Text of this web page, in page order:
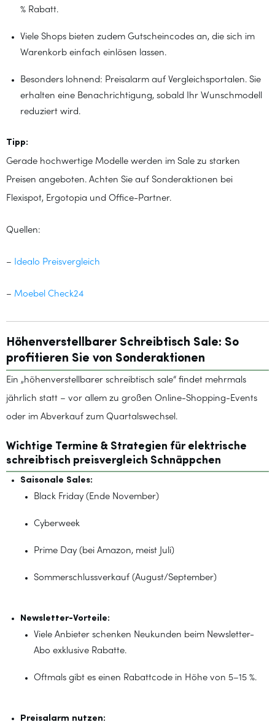
% Rabatt.
Viele Shops bieten zudem Gutscheincodes an, die sich im
Warenkorb einfach einlösen lassen.
Besonders lohnend: Preisalarm auf Vergleichsportalen. Sie
erhalten eine Benachrichtigung, sobald Ihr Wunschmodell
reduziert wird.
Tipp:
Gerade hochwertige Modelle werden im Sale zu starken
Preisen angeboten. Achten Sie auf Sonderaktionen bei
Flexispot, Ergotopia und Office-Partner.
Quellen:
– Idealo Preisvergleich
– Moebel Check24
Höhenverstellbarer Schreibtisch Sale: So
profitieren Sie von Sonderaktionen
Ein „höhenverstellbarer schreibtisch sale“ findet mehrmals
jährlich statt – vor allem zu großen Online-Shopping-Events
oder im Abverkauf zum Quartalswechsel.
Wichtige Termine & Strategien für elektrische
schreibtisch preisvergleich Schnäppchen
Saisonale Sales:
Black Friday (Ende November)
Cyberweek
Prime Day (bei Amazon, meist Juli)
Sommerschlussverkauf (August/September)
Newsletter-Vorteile:
Viele Anbieter schenken Neukunden beim Newsletter-
Abo exklusive Rabatte.
Oftmals gibt es einen Rabattcode in Höhe von 5–15 %.
Preisalarm nutzen: